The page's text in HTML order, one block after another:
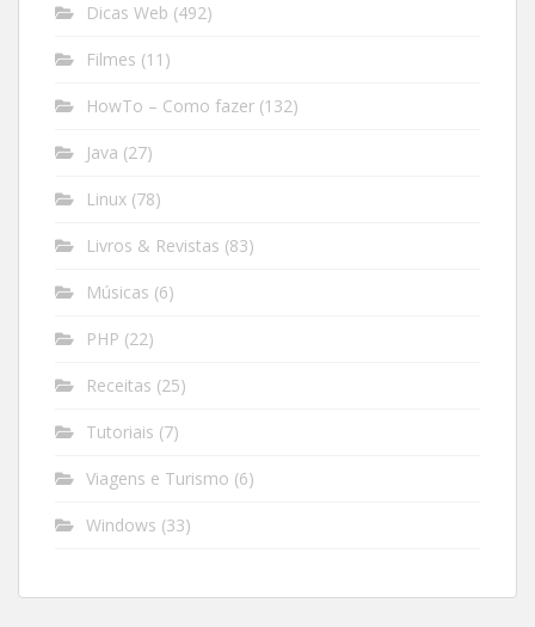
Dicas Web (492)
Filmes (11)
HowTo – Como fazer (132)
Java (27)
Linux (78)
Livros & Revistas (83)
Músicas (6)
PHP (22)
Receitas (25)
Tutoriais (7)
Viagens e Turismo (6)
Windows (33)